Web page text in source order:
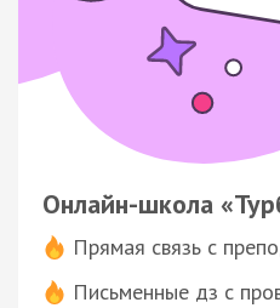
Онлайн-школа
Прямая связь с
Письменные дз с